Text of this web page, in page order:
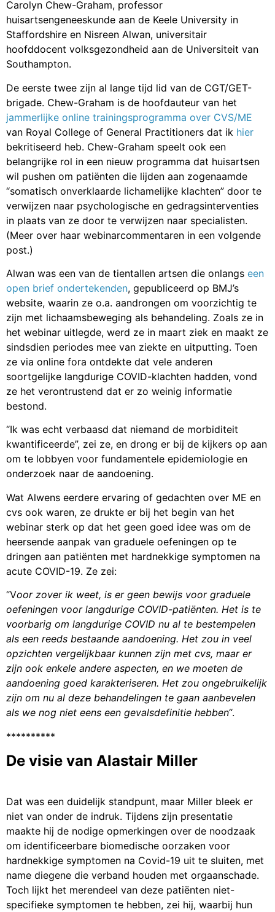
Carolyn Chew-Graham, professor
huisartsengeneeskunde aan de Keele University in
Staffordshire en Nisreen Alwan, universitair
hoofddocent volksgezondheid aan de Universiteit van
Southampton.
De eerste twee zijn al lange tijd lid van de CGT/GET-
brigade. Chew-Graham is de hoofdauteur van het
jammerlijke online trainingsprogramma over CVS/ME
van Royal College of General Practitioners dat ik hier
bekritiseerd heb. Chew-Graham speelt ook een
belangrijke rol in een nieuw programma dat huisartsen
wil pushen om patiënten die lijden aan zogenaamde
“somatisch onverklaarde lichamelijke klachten” door te
verwijzen naar psychologische en gedragsinterventies
in plaats van ze door te verwijzen naar specialisten.
(Meer over haar webinarcommentaren in een volgende
post.)
Alwan was een van de tientallen artsen die onlangs een
open brief ondertekenden, gepubliceerd op BMJ’s
website, waarin ze o.a. aandrongen om voorzichtig te
zijn met lichaamsbeweging als behandeling. Zoals ze in
het webinar uitlegde, werd ze in maart ziek en maakt ze
sindsdien periodes mee van ziekte en uitputting. Toen
ze via online fora ontdekte dat vele anderen
soortgelijke langdurige COVID-klachten hadden, vond
ze het verontrustend dat er zo weinig informatie
bestond.
“Ik was echt verbaasd dat niemand de morbiditeit
kwantificeerde”, zei ze, en drong er bij de kijkers op aan
om te lobbyen voor fundamentele epidemiologie en
onderzoek naar de aandoening.
Wat Alwens eerdere ervaring of gedachten over ME en
cvs ook waren, ze drukte er bij het begin van het
webinar sterk op dat het geen goed idee was om de
heersende aanpak van graduele oefeningen op te
dringen aan patiënten met hardnekkige symptomen na
acute COVID-19. Ze zei:
“Voor zover ik weet, is er geen bewijs voor graduele
oefeningen voor langdurige COVID-patiënten. Het is te
voorbarig om langdurige COVID nu al te bestempelen
als een reeds bestaande aandoening. Het zou in veel
opzichten vergelijkbaar kunnen zijn met cvs, maar er
zijn ook enkele andere aspecten, en we moeten de
aandoening goed karakteriseren. Het zou ongebruikelijk
zijn om nu al deze behandelingen te gaan aanbevelen
als we nog niet eens een gevalsdefinitie hebben“.
**********
De visie van Alastair Miller
Dat was een duidelijk standpunt, maar Miller bleek er
niet van onder de indruk. Tijdens zijn presentatie
maakte hij de nodige opmerkingen over de noodzaak
om identificeerbare biomedische oorzaken voor
hardnekkige symptomen na Covid-19 uit te sluiten, met
name diegene die verband houden met orgaanschade.
Toch lijkt het merendeel van deze patiënten niet-
specifieke symptomen te hebben, zei hij, waarbij hun